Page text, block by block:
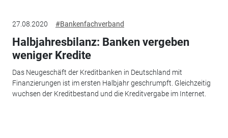
27.08.2020 #Bankenfachverband
Halbjahresbilanz: Banken vergeben
weniger Kredite
Das Neugeschäft der Kreditbanken in Deutschland mit
Finanzierungen ist im ersten Halbjahr geschrumpft. Gleichzeitig
wuchsen der Kreditbestand und die Kreditvergabe im Internet.